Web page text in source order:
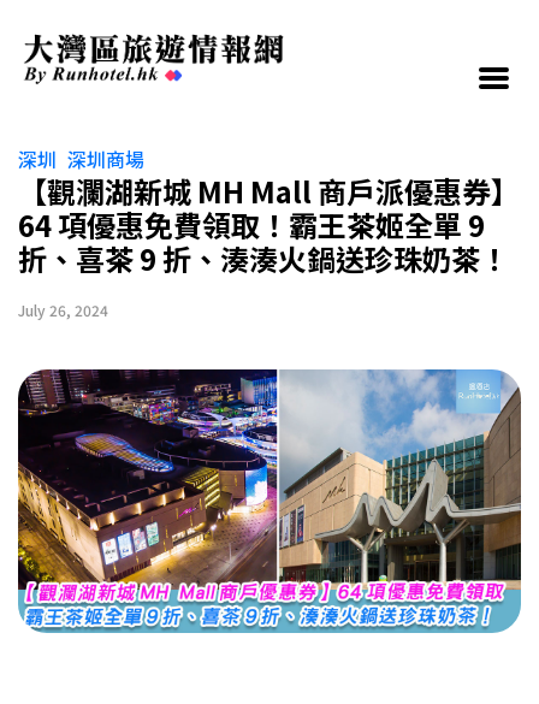
深圳 深圳商場
【觀瀾湖新城 MH Mall 商戶派優惠券】
64 項優惠免費領取！霸王茶姬全單 9
折、喜茶 9 折、湊湊火鍋送珍珠奶茶！
July 26, 2024